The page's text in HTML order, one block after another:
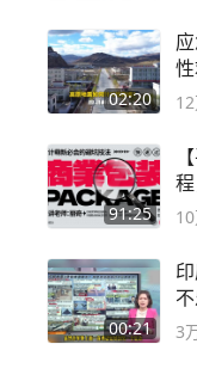
02:20
91:25
00:21 3